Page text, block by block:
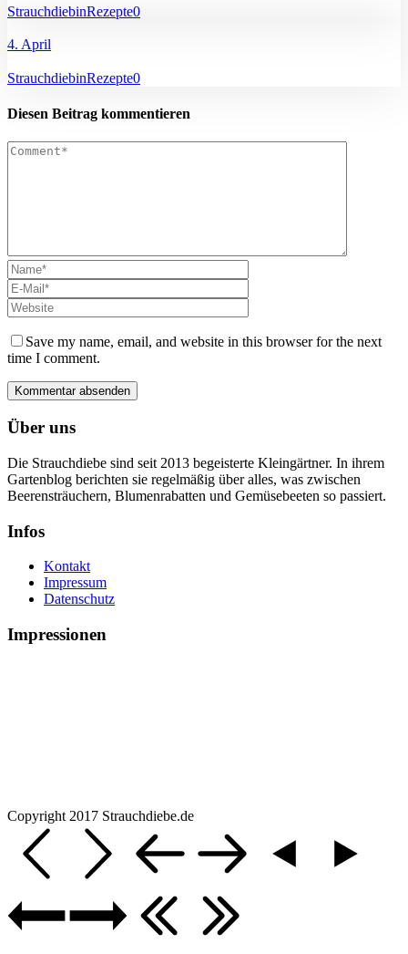
StrauchdiebinRezepte0
4. April
StrauchdiebinRezepte0
Diesen Beitrag kommentieren
Save my name, email, and website in this browser for the next
time I comment.
Über uns
Die Strauchdiebe sind seit 2013 begeisterte Kleingärtner. In ihrem
Gartenblog berichten sie regelmäßig über alles, was zwischen
Beerensträuchern, Blumenrabatten und Gemüsebeeten so passiert.
Infos
Kontakt
Impressum
Datenschutz
Impressionen
Copyright 2017 Strauchdiebe.de